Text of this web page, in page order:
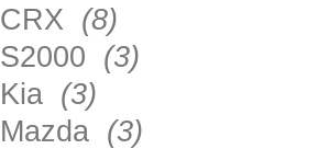
CRX (8)
S2000 (3)
Kia (3)
Mazda (3)